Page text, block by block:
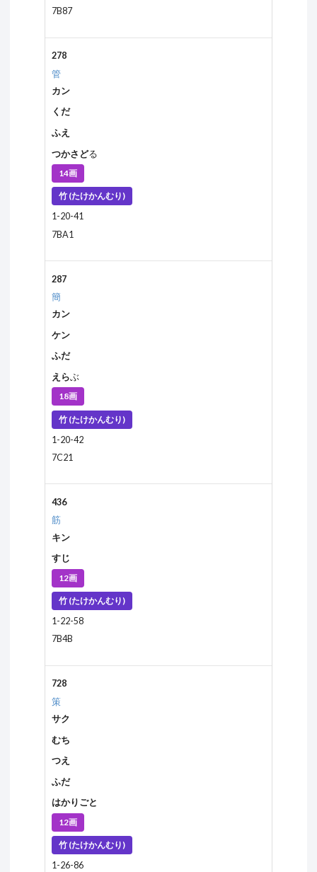
7B87
278
管
カン
くだ
ふえ
つかさどる
14画
竹 (たけかんむり)
1-20-41
7BA1
287
簡
カン
ケン
ふだ
えらぶ
18画
竹 (たけかんむり)
1-20-42
7C21
436
筋
キン
すじ
12画
竹 (たけかんむり)
1-22-58
7B4B
728
策
サク
むち
つえ
ふだ
はかりごと
12画
竹 (たけかんむり)
1-26-86